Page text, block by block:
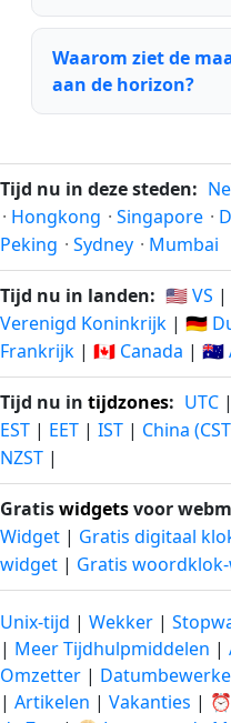
Waarom ziet de
aan de horizon?
Tijd nu in deze steden:
· Hongkong · Singapore ·
Peking · Sydney · Mumbai
Tijd nu in landen: 🇺🇸 VS |
Verenigd Koninkrijk | 🇩🇪
Frankrijk | 🇨🇦 Canada | 🇦🇺
Tijd nu in tijdzones: UTC |
EST | EET | IST | China
NZST |
Gratiswidgetsvoor
Widget | Gratis digitaal
widget | Gratis
Unix-tijd | Wekker |
| Meer Tijdhulpmiddelen |
Omzetter |
| Artikelen | Vakanties |